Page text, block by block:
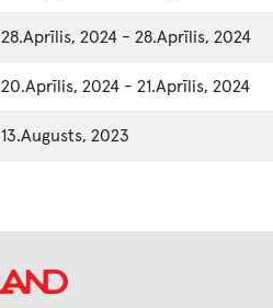
28.Aprīlis, 2024 - 28.Aprīlis, 2024
20.Aprīlis, 2024 - 21.Aprīlis, 2024
13.Augusts, 2023